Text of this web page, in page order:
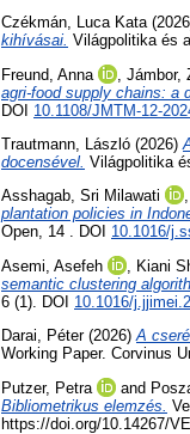
Czékmán, Luca Kata
kihívásai. Világpolitika és
Freund, Anna
Jámbor,
agri-food supply chains: a
DOI 10.1108/JMTM-12-
Trautmann, László (2026)
docensével. Világpolitika
Asshagab, Sri Milawati
,
plantation policies in
Open, 14 . DOI 10.1016/
Asemi, Asefeh
, Kiani
semantic clustering
6 (1). DOI 10.1016/
Darai, Péter(2026) A
Working Paper. Corvinus
Putzer, Petra
and
Bibliometrikus elemzés.
https://doi.org/10.14267/